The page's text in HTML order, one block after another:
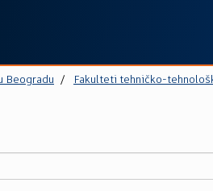
Beogradu Fakulteti tehničko-